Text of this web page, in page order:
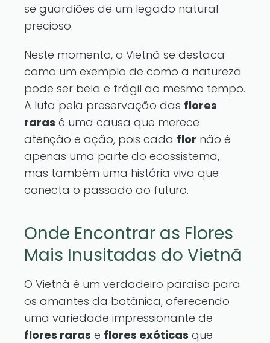
se guardiões de um legado natural
precioso.
Neste momento, o Vietnã se destaca
como um exemplo de como a natureza
pode ser bela e frágil ao mesmo tempo.
A luta pela preservação das flores
raras é uma causa que merece
atenção e ação, pois cada flor não é
apenas uma parte do ecossistema,
mas também uma história viva que
conecta o passado ao futuro.
Onde Encontrar as Flores
Mais Inusitadas do Vietnã
O Vietnã é um verdadeiro paraíso para
os amantes da botânica, oferecendo
uma variedade impressionante de
flores raras e flores exóticas que